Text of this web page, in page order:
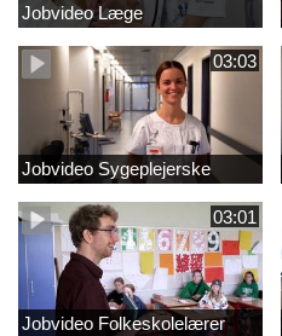
Jobvideo Læge
03:03
Jobvideo Sygeplejerske
03:01
Jobvideo Folkeskolelærer